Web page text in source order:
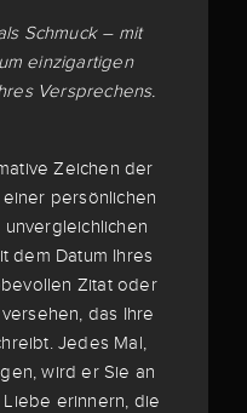
Schmuck – mit
einzigartigen
Versprechens.
Zeichen der
persönlichen
dem Datum Ihres
Zitat oder
das Ihre
Jedes Mal,
wird er Sie an
erinnern, die